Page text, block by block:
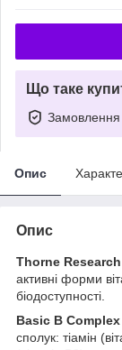
Що таке
Замовлення
Опис
Опис
Thorne
активні форми
біодоступності.
Basic B Complex
сполук: тіамін